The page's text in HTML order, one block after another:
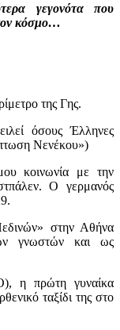
γεγονότα που
κόσμο…
της Γης.
όσους Έλληνες
Νενέκου»)
κοινωνία με την
Ο γερμανός
στην Αθήνα
γνωστών και ως
η πρώτη γυναίκα
ταξίδι της στο